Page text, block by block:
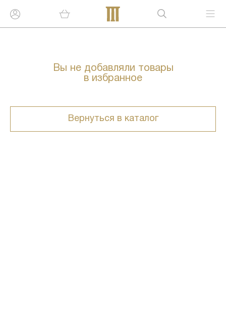
Вы не добавляли товары
в избранное
Вернуться в каталог